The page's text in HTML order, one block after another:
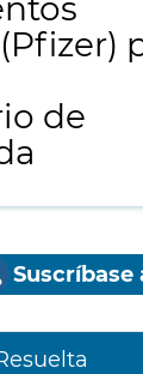
de
Suscríbase